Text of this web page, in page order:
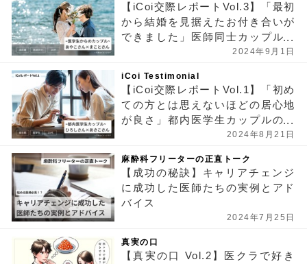
【iCoi交際レポートVol.3】「最初
から結婚を見据えたお付き合いが
できました」医師同士カップルの
2024年9月1日
iCoi Testimonial
【iCoi交際レポートVol.1】「初め
ての方とは思えないほどの居心地
が良さ」都内医学生カップルの場
2024年8月21日
麻酔科フリーターの正直トーク
【成功の秘訣】キャリアチェンジ
に成功した医師たちの実例とアド
バイス
2024年7月25日
真実の口
【真実の口 Vol.2】医クラで好き